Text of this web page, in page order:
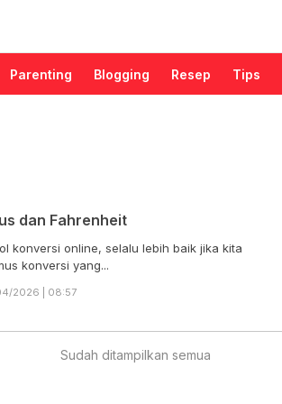
Parenting Blogging Resep Tips
dan Fahrenheit
konversi online, selalu lebih baik jika kita
konversi yang...
2026 | 08:57
Sudah ditampilkan semua